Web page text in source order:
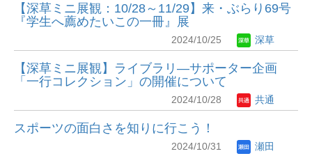
【深草ミニ展観：10/28～11/29】来・ぶらり69号
『学生へ薦めたいこの一冊』展
2024/10/25 深草
【深草ミニ展観】ライブラリ―サポーター企画
「一行コレクション」の開催について
2024/10/28 共通
スポーツの面白さを知りに行こう！
2024/10/31 瀬田